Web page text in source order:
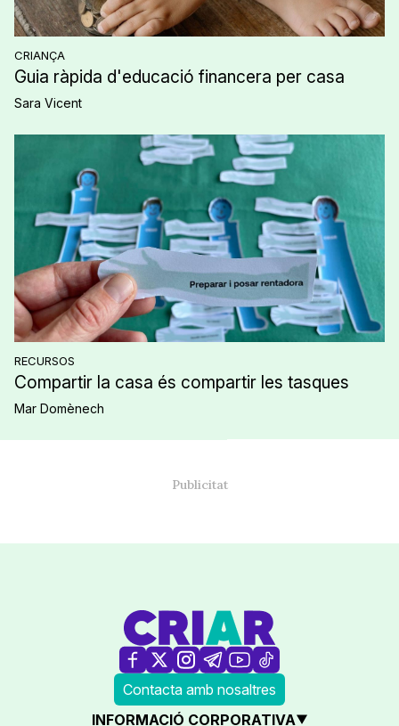
CRIANÇA
Guia ràpida d'educació financera per casa
Sara Vicent
RECURSOS
Compartir la casa és compartir les tasques
Mar Domènech
Contacta amb nosaltres
INFORMACIÓ CORPORATIVA